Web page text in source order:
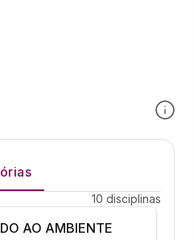
10 disciplinas
AO AMBIENTE